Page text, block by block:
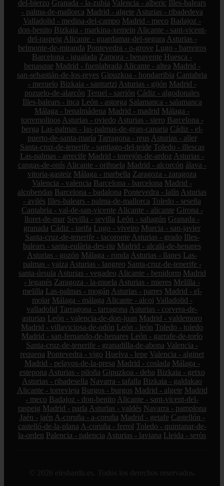
del-bierzo Granada - la-zubia Valencia - alberic Illes-balears
- palma-de-mallorca Madrid - algete Asturias - ribadedeva
Valladolid - medina-del-campo Madrid - meco Badajoz -
don-benito Bizkaia - markina-xemein Alicante - sant-vicent-
del-raspeig Alicante - guardamar-del-segura Asturias -
belmonte-de-miranda Pontevedra - o-grove Lugo - barreiros
Barcelona - igualada Zamora - benavente Huesca -
benasque Madrid - fuenlabrada Alicante - altea Madrid -
san-sebastián-de-los-reyes Gipuzkoa - hondarribia Cantabria
- meruelo Bizkaia - santurtzi Asturias - gijón Madrid -
pozuelo-de-alarcón Teruel - sarrión Cádiz - algodonales
Illes-balears - inca León - astorga Salamanca - salamanca
Málaga - benalmádena Madrid - madrid Málaga -
torremolinos Asturias - oviedo Asturias - siero Barcelona -
berga Las-palmas - las-palmas-de-gran-canaria Cádiz - el-
puerto-de-santa-maría Tarragona - reus Asturias - aller
Santa-cruz-de-tenerife - santiago-del-teide Toledo - illescas
Las-palmas - arrecife Madrid - torrejón-de-ardoz Asturias -
cangas-de-onís Alicante - orihuela Madrid - alcorcón álava -
vitoria-gasteiz Málaga - marbella Zaragoza - zaragoza
Valencia - valencia Barcelona - barcelona Madrid -
alcobendas Barcelona - badalona Pontevedra - lalín Asturias
- avilés Illes-balears - palma-de-mallorca Toledo - seseña
Cantabria - val-de-san-vicente Alicante - alicante Girona -
lloret-de-mar Sevilla - sevilla León - sahagún Granada -
granada Cádiz - tarifa Lugo - viveiro Murcia - san-javier
Santa-cruz-de-tenerife - tacoronte Asturias - grado Illes-
balears - santa-eulària-des-riu Madrid - alcalá-de-henares
Asturias - gozón Málaga - ronda Asturias - llanes Las-
palmas - yaiza Asturias - langreo Santa-cruz-de-tenerife -
santa-úrsula Asturias - vegadeo Alicante - benidorm Madrid
- leganés Zaragoza - la-muela Asturias - mieres Melilla -
melilla Las-palmas - mogán Asturias - parres Madrid - el-
molar Málaga - málaga Alicante - alcoi Valladolid -
valladolid Tarragona - tarragona Asturias - corvera-de-
asturias León - valencia-de-don-juan Madrid - valdemoro
Madrid - villaviciosa-de-odón León - león Toledo - toledo
Madrid - san-fernando-de-henares León - garrafe-de-torío
Santa-cruz-de-tenerife - granadilla-de-abona Valencia -
requena Pontevedra - vigo Huelva - lepe Valencia - alginet
Madrid - pelayos-de-la-presa Madrid - coslada Málaga -
estepona Asturias - piloña Gipuzkoa - deba Bizkaia - getxo
Asturias - ribadesella Navarra - tafalla Bizkaia - galdakao
Alicante - torrevieja Burgos - burgos Madrid - algete Madrid
- meco Badajoz - don-benito Alicante - sant-vicent-del-
raspeig Madrid - parla Asturias - valdés Navarra - pamplona
Jaén - jaén A-coruña - a-coruña Madrid - getafe Castellón -
castelló-de-la-plana A-coruña - ferrol Toledo - quintanar-de-
la-orden Palencia - palencia Asturias - laviana Lleida - seròs
© 2026 elesbardu.es. Todos los derechos reservados.